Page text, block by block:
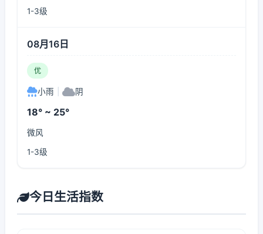
1-3级
08月16日
优
小雨 阴
18° ~ 25°
微风
1-3级
今日生活指数